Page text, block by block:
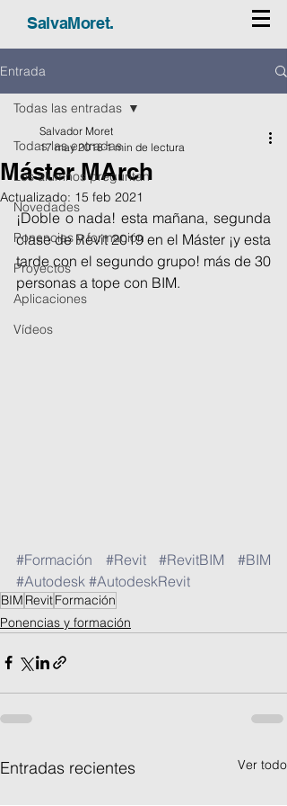
SalvaMoret.
Entrada
Todas las entradas
Los alumnos preguntan
Novedades
Ponencias y formación
Proyectos
Aplicaciones
Vídeos
Todas las entradas
Máster MArch
Salvador Moret
17 may 2018 1 min de lectura
Actualizado: 15 feb 2021
¡Doble o nada! esta mañana, segunda
clase de Revit 2019 en el Máster ¡y esta
tarde con el segundo grupo! más de 30
personas a tope con BIM.
#Formación #Revit #RevitBIM
#BIM
#Autodesk #AutodeskRevit
BIM RevitFormación
Ponencias y formación
Entradas recientes Ver todo